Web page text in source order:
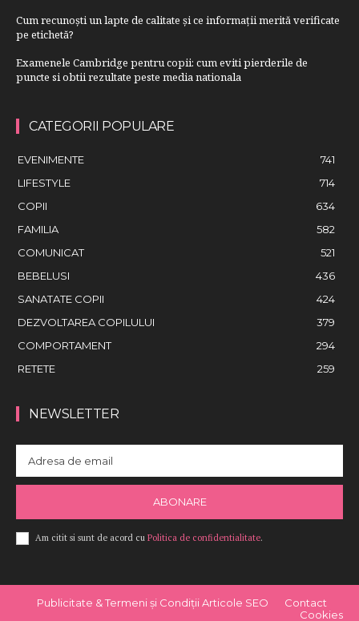
Cum recunoști un lapte de calitate și ce informații merită verificate
pe etichetă?
Examenele Cambridge pentru copii: cum eviti pierderile de
puncte si obtii rezultate peste media nationala
CATEGORII POPULARE
EVENIMENTE
741
LIFESTYLE
714
COPII
634
FAMILIA
582
COMUNICAT
521
BEBELUSI
436
SANATATE COPII
424
DEZVOLTAREA COPILULUI
379
COMPORTAMENT
294
RETETE
259
NEWSLETTER
ABONARE
Am citit si sunt de acord cu Politica de confidentialitate.
Publicitate & Termeni și Condiții Articole SEO
Contact
Cookies